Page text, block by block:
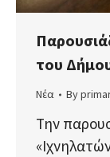
του
Νέα By
Την